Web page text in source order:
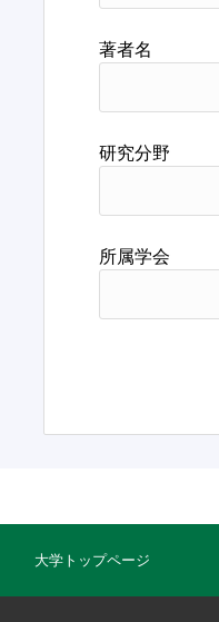
著者名
研究分野
所属学会
大学トップページ